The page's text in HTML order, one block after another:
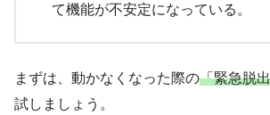
て機能が不安定になっている。
まずは、動かなくなった際の「緊急脱
試しましょう。